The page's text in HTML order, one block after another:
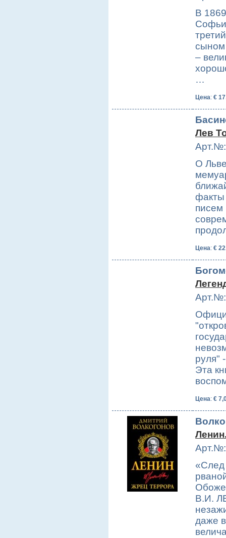
В
сыном
–
…
Цена: €
Лев
О
факты
писем
Цена: €
руля"
Эта
Цена: €
«След
В.И.
даже